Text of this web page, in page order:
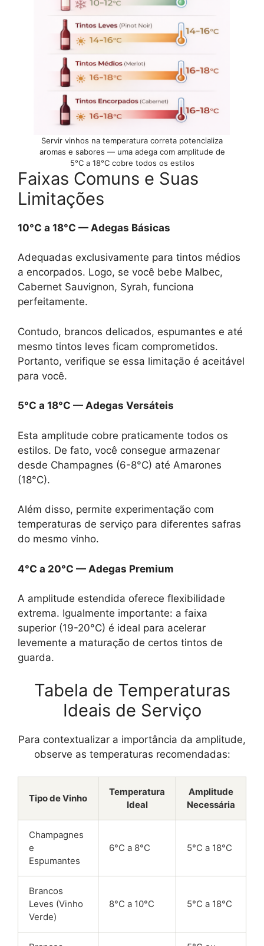
Servir vinhos na temperatura correta potencializa
aromas e sabores — uma adega com amplitude de
5°C a 18°C cobre todos os estilos
Faixas Comuns e Suas
Limitações
10°C a 18°C — Adegas Básicas
Adequadas exclusivamente para tintos médios
a encorpados. Logo, se você bebe Malbec,
Cabernet Sauvignon, Syrah, funciona
perfeitamente.
Contudo, brancos delicados, espumantes e até
mesmo tintos leves ficam comprometidos.
Portanto, verifique se essa limitação é aceitável
para você.
5°C a 18°C — Adegas Versáteis
Esta amplitude cobre praticamente todos os
estilos. De fato, você consegue armazenar
desde Champagnes (6-8°C) até Amarones
(18°C).
Além disso, permite experimentação com
temperaturas de serviço para diferentes safras
do mesmo vinho.
4°C a 20°C — Adegas Premium
A amplitude estendida oferece flexibilidade
extrema. Igualmente importante: a faixa
superior (19-20°C) é ideal para acelerar
levemente a maturação de certos tintos de
guarda.
Tabela de Temperaturas
Ideais de Serviço
Para contextualizar a importância da amplitude,
observe as temperaturas recomendadas:
Tipo de Vinho
Temperatura
Ideal
Amplitude
Necessária
Champagnes
e
Espumantes
6°C a 8°C 5°C a 18°C
Brancos
Leves (Vinho
Verde)
8°C a 10°C 5°C a 18°C